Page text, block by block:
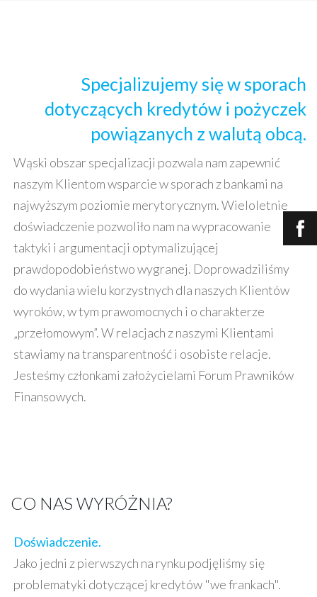
Specjalizujemy się w sporach
dotyczących kredytów i pożyczek
powiązanych z walutą obcą.
Wąski obszar specjalizacji pozwala nam zapewnić
naszym Klientom wsparcie w sporach z bankami na
najwyższym poziomie merytorycznym. Wieloletnie
doświadczenie pozwoliło nam na wypracowanie
taktyki i argumentacji optymalizującej
prawdopodobieństwo wygranej. Doprowadziliśmy
do wydania wielu korzystnych dla naszych Klientów
wyroków, w tym prawomocnych i o charakterze
„przełomowym”. W relacjach z naszymi Klientami
stawiamy na transparentność i osobiste relacje.
Jesteśmy członkami założycielami Forum Prawników
Finansowych.
CO NAS WYRÓŻNIA?
Doświadczenie.
Jako jedni z pierwszych na rynku podjęliśmy się
problematyki dotyczącej kredytów "we frankach".